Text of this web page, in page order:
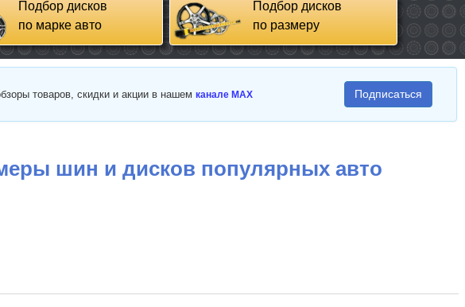
Подбор дисков
по марке авто
Подбор дисков
по размеру
товаров, скидки и акции в нашем канале MAX Подписаться
шин и дисков популярных авто